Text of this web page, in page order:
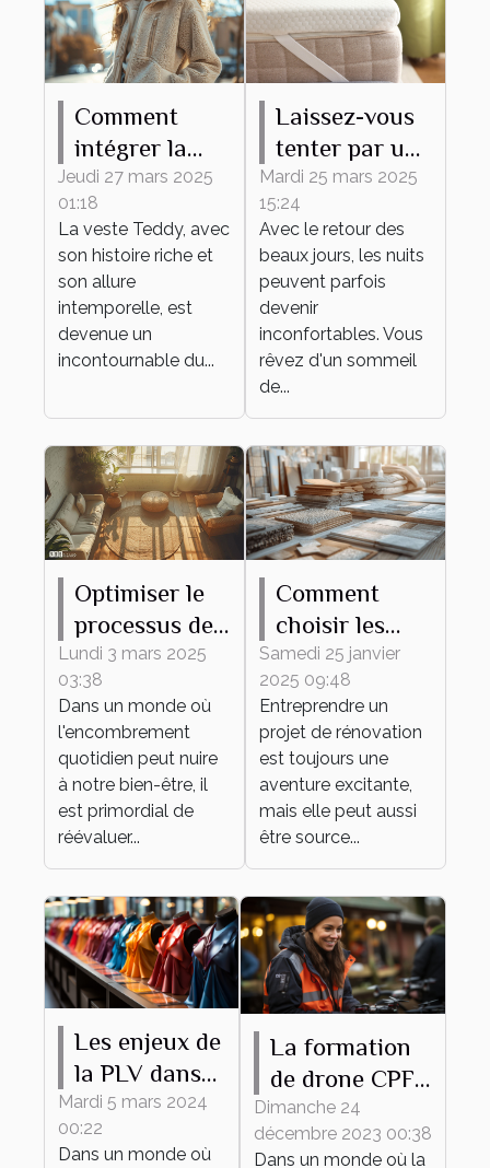
Comment
intégrer la
veste Teddy
dans des
tenues
quotidiennes
Jeudi 27 mars 2025
01:18
La veste Teddy, avec
son histoire riche et
son allure
intemporelle, est
devenue un
incontournable du...
Laissez-vous
tenter par un
surmatelas en
laine mérinos,
même en été !
Mardi 25 mars 2025
15:24
Avec le retour des
beaux jours, les nuits
peuvent parfois
devenir
inconfortables. Vous
rêvez d'un sommeil
de...
Optimiser le
processus de
débarras pour
un espace
épuré et
fonctionnel
Lundi 3 mars 2025
03:38
Dans un monde où
l'encombrement
quotidien peut nuire
à notre bien-être, il
est primordial de
réévaluer...
Comment
choisir les
meilleurs
matériaux
pour votre
projet de
rénovation
Samedi 25 janvier
2025 09:48
Entreprendre un
projet de rénovation
est toujours une
aventure excitante,
mais elle peut aussi
être source...
Les enjeux de
la PLV dans
le secteur de
la mode
Mardi 5 mars 2024
00:22
Dans un monde où
La formation
de drone CPF
comme outil
de
Dimanche 24
décembre 2023 00:38
Dans un monde où la